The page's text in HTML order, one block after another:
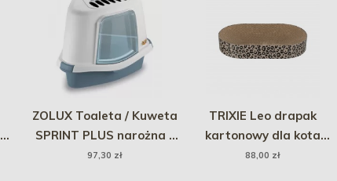
ZOLUX Toaleta / Kuweta
SPRINT PLUS narożna -
Niebieska
97,30 zł
TRIXIE Leo drapak
kartonowy dla kota
brązowy 63 x 10 x 35cm
88,00 zł